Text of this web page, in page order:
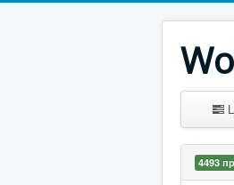
4493